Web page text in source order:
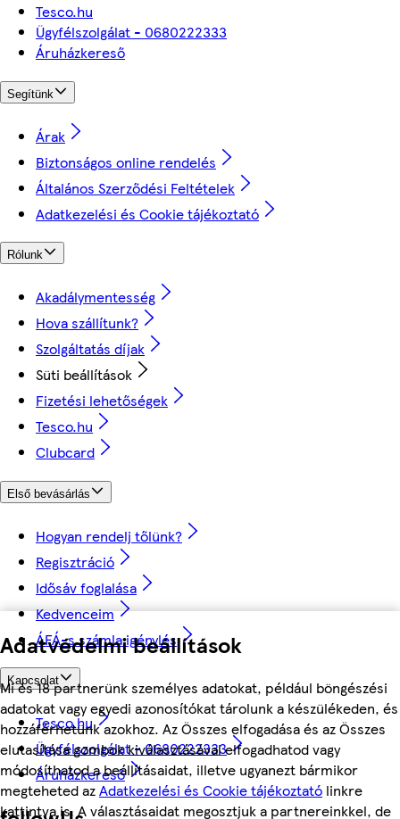
Adatvédelmi beállítások
Mi és 18 partnerünk személyes adatokat, például böngészési
adatokat vagy egyedi azonosítókat tárolunk a készülékeden, és
hozzáférhetünk azokhoz. Az Összes elfogadása és az Összes
elutasítása gombok kiválasztásával elfogadhatod vagy
módosíthatod a beállításaidat, illetve ugyanezt bármikor
megteheted azAdatkezelési és Cookie tájékoztató linkre
kattintva is. A választásaidat megosztjuk a partnereinkkel, de
Tesco.hu
Ügyfélszolgálat - 0680222333
Áruházkereső
Segítünk
Árak
Biztonságos online rendelés
Általános Szerződési Feltételek
Adatkezelési és Cookie tájékoztató
Rólunk
Akadálymentesség
Hova szállítunk?
Szolgáltatás díjak
Süti beállítások
Fizetési lehetőségek
Tesco.hu
Clubcard
Első bevásárlás
Hogyan rendelj tőlünk?
Regisztráció
Idősáv foglalása
Kedvenceim
ÁFÁ-s számla igénylés
Kapcsolat
Tesco.hu
Ügyfélszolgálat - 0680222333
Áruházkereső